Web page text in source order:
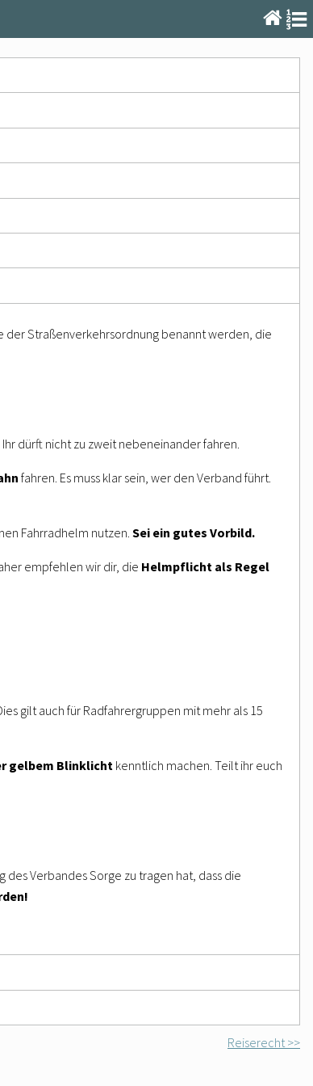
der Straßenverkehrsordnung benannt werden, die
. Ihr dürft nicht zu zweit nebeneinander fahren.
fahren. Es muss klar sein, wer den Verband führt.
Fahrradhelm nutzen. Sei ein gutes Vorbild.
empfehlen wir dir, die Helmpflicht als Regel
gilt auch für Radfahrergruppen mit mehr als 15
gelbem Blinklicht kenntlich machen. Teilt ihr euch
des Verbandes Sorge zu tragen hat, dass die
Reiserecht >>